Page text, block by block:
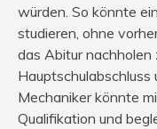
würden. So könnte
studieren, ohne
das Abitur nachholen
Hauptschulabschluss
Mechaniker könnte
Qualifikation und